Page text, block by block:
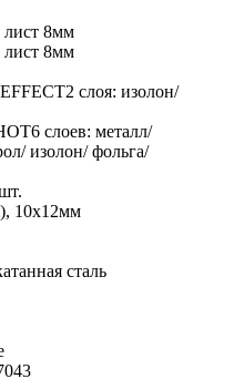
8мм
8мм
2 слоя: изолон/
6 слоев: металл/
изолон/ фольга/
10x12мм
сталь